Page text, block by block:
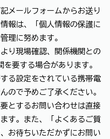
メールフォームからお送り
報は、「個人情報の保護に
理に努めます。
り現場確認、関係機関との
要する場合があります。
る設定をされている携帯電
ので予めご了承ください。
とするお問い合わせは直接
す。また、「よくあるご質
お待ちいただかずにお問い